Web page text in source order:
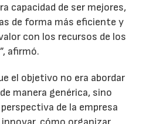
capacidad de ser mejores,
de forma más eficiente y
con los recursos de los
afirmó.
el objetivo no era abordar
manera genérica, sino
de la empresa